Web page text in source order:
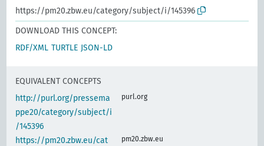
https://pm20.zbw.eu/category/subject/i/145396
DOWNLOAD THIS CONCEPT:
RDF/XML TURTLE JSON-LD
EQUIVALENT CONCEPTS
http://purl.org/pressema
ppe20/category/subject/i
/145396
purl.org
https://pm20.zbw.eu/cat
pm20.zbw.eu